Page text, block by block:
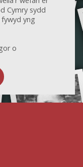
Cymry sydd
yng
o